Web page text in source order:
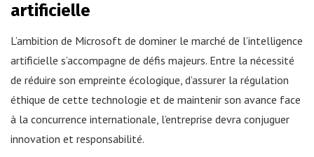
artificielle
L’ambition de Microsoft de dominer le marché de l’intelligence
artificielle s’accompagne de défis majeurs. Entre la nécessité
de réduire son empreinte écologique, d’assurer la régulation
éthique de cette technologie et de maintenir son avance face
à la concurrence internationale, l’entreprise devra conjuguer
innovation et responsabilité.